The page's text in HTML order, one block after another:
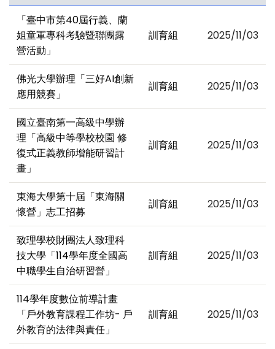
「臺中市第40屆行義、蘭
姐童軍專科考驗暨聯團露
營活動」
訓育組 2025/11/03
佛光大學辦理「三好AI創新
應用競賽」
訓育組 2025/11/03
國立臺南第一高級中學辦
理「高級中等學校校園 修
復式正義教師增能研習計
畫」
訓育組 2025/11/03
東海大學第十屆「東海關
懷營」志工招募
訓育組 2025/11/03
致理學校財團法人致理科
技大學「114學年度全國高
中職學生自治研習營」
訓育組 2025/11/03
114學年度數位前導計畫
「戶外教育課程工作坊- 戶
外教育的法律與責任」
訓育組 2025/11/03